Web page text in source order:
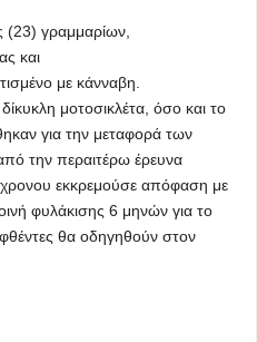
(23) γραμμαρίων,
και
με κάνναβη.
μοτοσικλέτα, όσο και το
για την μεταφορά των
την περαιτέρω έρευνα
εκκρεμούσε απόφαση με
φυλάκισης 6 μηνών για το
θα οδηγηθούν στον